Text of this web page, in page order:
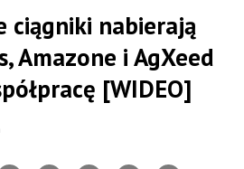
ciągniki nabierają
Amazone i AgXeed
[WIDEO]